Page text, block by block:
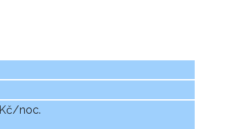
noc.